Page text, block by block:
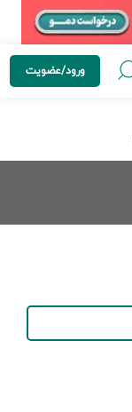
ورود/عضویت